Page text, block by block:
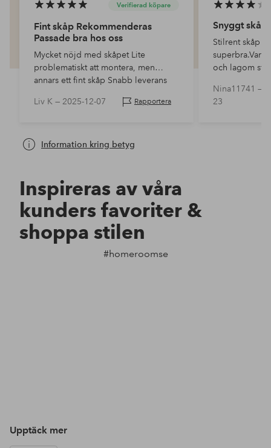
Verifierad köpare
Fint skåp Rekommenderas
Passade bra hos oss
Mycket nöjd med skåpet Lite
problematiskt att montera, men
annars ett fint skåp Snabb leverans
Liv K — 2025-12-07 Rapportera
Snyggt skåp
Stilrent skåp
superbra.Var
och lagom
Nina11741 —
23
Information kring betyg
Inspireras av våra
kunders favoriter &
shoppa stilen
#homeroomse
Upptäck mer